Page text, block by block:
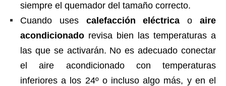
siempre el quemador del tamaño correcto.
Cuando uses calefacción eléctrica oaire
acondicionado revisa bien las temperaturas a
las que se activarán. No es adecuado conectar
el aire acondicionado con temperaturas
inferiores a los 24º o incluso algo más, y en el